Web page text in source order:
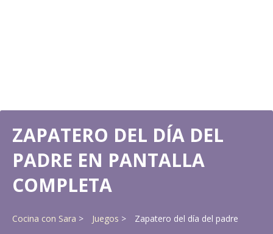
ZAPATERO DEL DÍA DEL
PADRE EN PANTALLA
COMPLETA
Cocina con Sara Juegos Zapatero del día del padre